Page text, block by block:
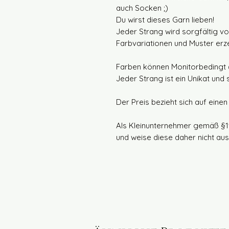
auch Socken ;)
Du wirst dieses Garn lieben!
Jeder Strang wird sorgfältig
Farbvariationen und Muster
Farben können Monitorbedingt
Jeder Strang ist ein Unikat
Der Preis bezieht sich auf
Als Kleinunternehmer gemäß
und weise diese daher nicht